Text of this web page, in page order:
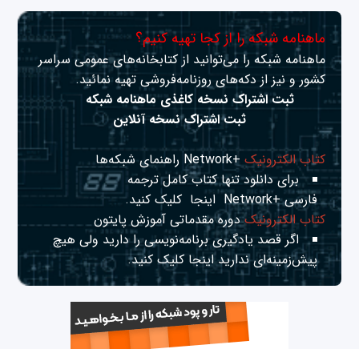
ماهنامه شبکه را از کجا تهیه کنیم؟
ماهنامه شبکه را می‌توانید از کتابخانه‌های عمومی سراسر
کشور و نیز از دکه‌های روزنامه‌فروشی تهیه نمائید.
ثبت اشتراک نسخه کاغذی ماهنامه شبکه
ثبت اشتراک نسخه آنلاین
کتاب الکترونیک+Network راهنمای شبکه‌ها
برای دانلود تنها کتاب کامل ترجمه
فارسی +Network
اینجا کلیک کنید.
کتاب الکترونیکدوره مقدماتی آموزش پایتون
اگر قصد یادگیری برنامه‌نویسی را دارید ولی هیچ
پیش‌زمینه‌ای نداریداینجا کلیک کنید.